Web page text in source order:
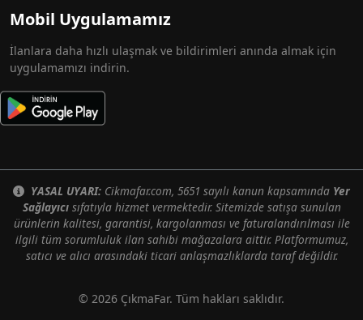
Mobil Uygulamamız
İlanlara daha hızlı ulaşmak ve bildirimleri anında almak için
uygulamamızı indirin.
YASAL UYARI: Cikmafar.com, 5651 sayılı kanun kapsamında Yer
Sağlayıcısıfatıyla hizmet vermektedir. Sitemizde satışa sunulan
ürünlerin kalitesi, garantisi, kargolanması ve faturalandırılması ile
ilgili tüm sorumluluk ilan sahibi mağazalara aittir. Platformumuz,
satıcı ve alıcı arasındaki ticari anlaşmazlıklarda taraf değildir.
© 2026 ÇıkmaFar. Tüm hakları saklıdır.